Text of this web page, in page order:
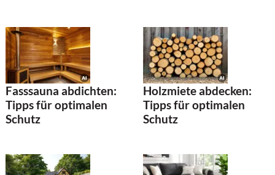
Fasssauna abdichten:
Tipps für optimalen
Schutz
Holzmiete abdecken:
Tipps für optimalen
Schutz